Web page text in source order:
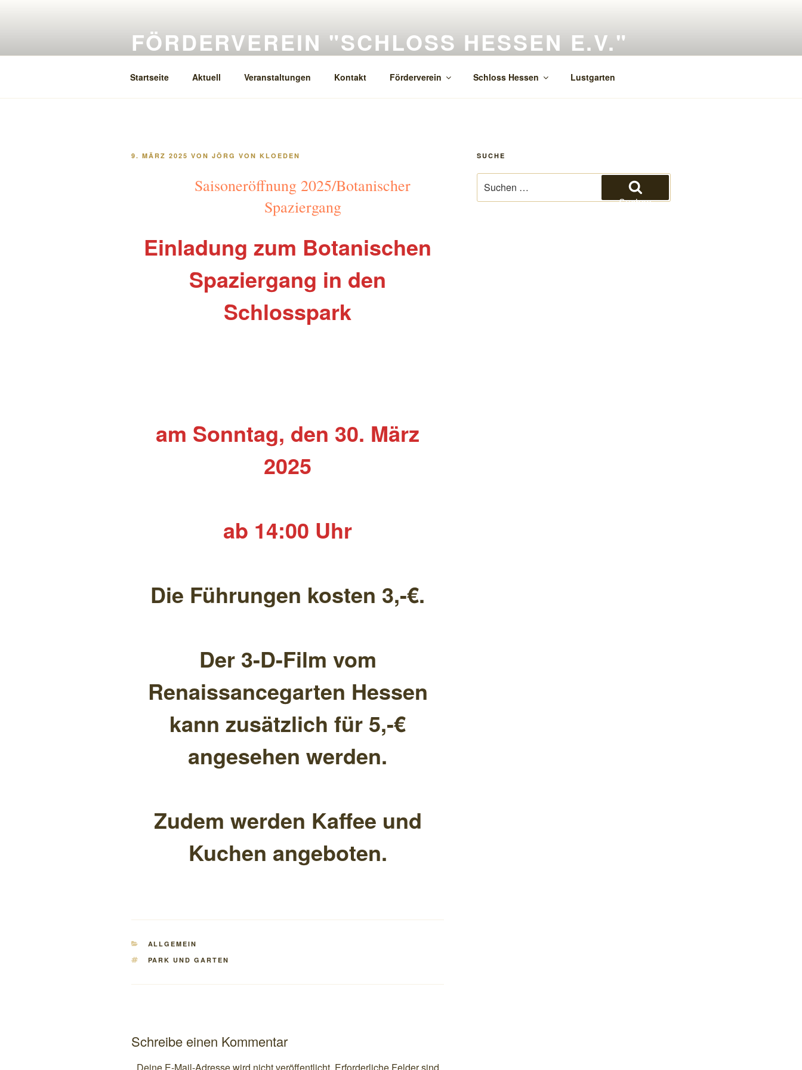
FÖRDERVEREIN "SCHLOSS HESSEN E.V."
Startseite Aktuell Veranstaltungen Kontakt Förderverein Schloss Hessen Lustgarten
VERÖFFENTLICHT
9. MÄRZ 2025 VON JÖRG VON KLOEDEN
Saisoneröffnung 2025/Botanischer
Spaziergang
Einladung zum Botanischen
Spaziergang in den
Schlosspark
am Sonntag, den 30. März
2025
ab 14:00 Uhr
Die Führungen kosten 3,-€.
Der 3-D-Film vom
Renaissancegarten Hessen
kann zusätzlich für 5,-€
angesehen werden.
Zudem werden Kaffee und
Kuchen angeboten.
KATEGORIEN
ALLGEMEIN
SCHLAGWÖRTER
PARK UND GARTEN
Schreibe einen Kommentar
Deine E-Mail-Adresse wird nicht veröffentlicht. Erforderliche Felder sind
SUCHE
nach:
Suchen